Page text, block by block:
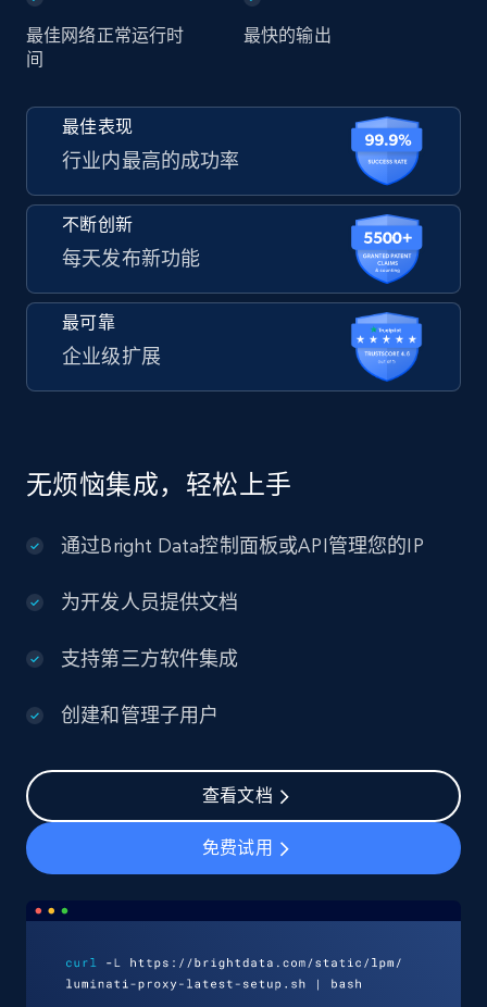
最佳网络正常运行时
间
最快的输出
最佳表现
行业内最高的成功率
不断创新
每天发布新功能
最可靠
企业级扩展
无烦恼集成，轻松上手
通过Bright Data控制面板或API管理您的IP
为开发人员提供文档
支持第三方软件集成
创建和管理子用户
查看文档
免费试用